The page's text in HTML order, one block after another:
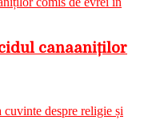
canaaniților